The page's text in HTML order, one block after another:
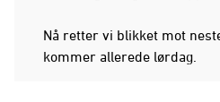
Nå retter vi blikket mot
kommer allerede lørdag.